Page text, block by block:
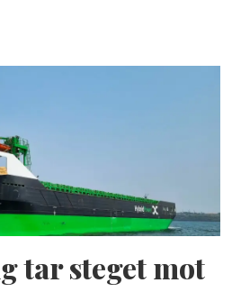
tar steget mot